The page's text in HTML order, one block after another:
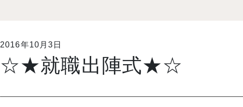
2016年10月3日
☆★就職出陣式★☆